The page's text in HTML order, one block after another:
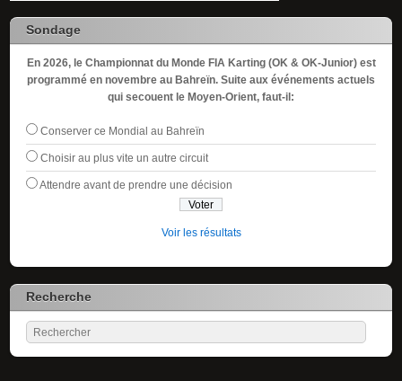
Sondage
En 2026, le Championnat du Monde FIA Karting (OK & OK-Junior) est
programmé en novembre au Bahreïn. Suite aux événements actuels
qui secouent le Moyen-Orient, faut-il:
Conserver ce Mondial au Bahreïn
Choisir au plus vite un autre circuit
Attendre avant de prendre une décision
Voir les résultats
Recherche